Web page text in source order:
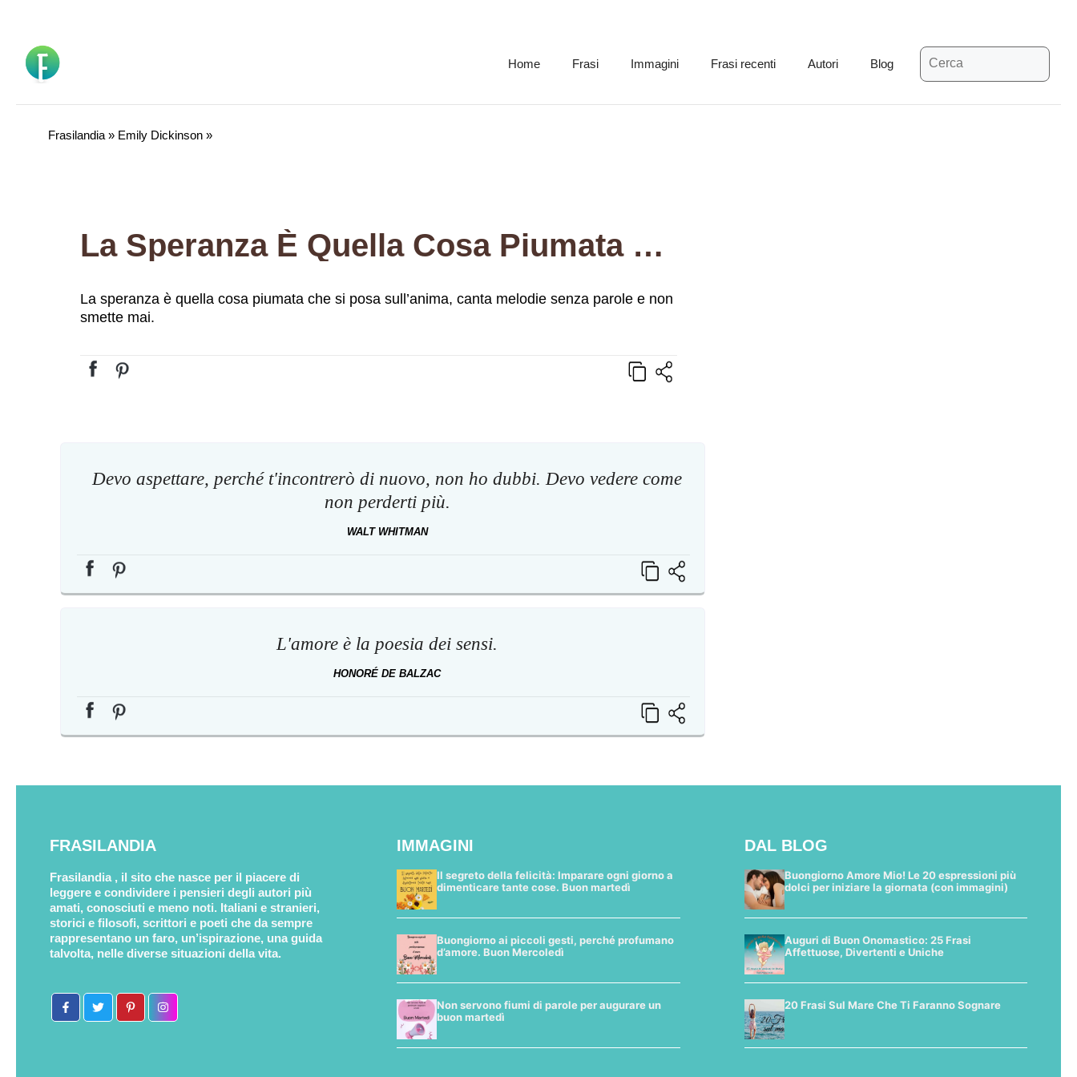
contenuto
Home Frasi Immagini Frasi recenti Autori Blog
Ricerca
per:
Frasilandia » Emily Dickinson »
La Speranza È Quella Cosa Piumata Che Si Posa Sull’anima, Canta Melodie Senza Parole E Non Smette Mai.
La speranza è quella cosa piumata che si posa sull’anima, canta melodie senza parole e non
smette mai.
Devo aspettare, perché t'incontrerò di nuovo, non ho dubbi. Devo vedere come
non perderti più.
WALT WHITMAN
L'amore è la poesia dei sensi.
HONORÉ DE BALZAC
FRASILANDIA
Frasilandia , il sito che nasce per il piacere di
leggere e condividere i pensieri degli autori più
amati, conosciuti e meno noti. Italiani e stranieri,
storici e filosofi, scrittori e poeti che da sempre
rappresentano un faro, un’ispirazione, una guida
talvolta, nelle diverse situazioni della vita.
IMMAGINI
Il segreto della felicità: Imparare ogni giorno a
dimenticare tante cose. Buon martedì
Buongiorno ai piccoli gesti, perché profumano
d’amore. Buon Mercoledì
Non servono fiumi di parole per augurare un
buon martedì
DAL BLOG
Buongiorno Amore Mio! Le 20 espressioni più
dolci per iniziare la giornata (con immagini)
Auguri di Buon Onomastico: 25 Frasi
Affettuose, Divertenti e Uniche
20 Frasi Sul Mare Che Ti Faranno Sognare